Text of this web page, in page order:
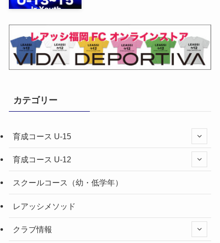
カテゴリー
育成コース U-15
育成コース U-12
スクールコース（幼・低学年）
レアッシメソッド
クラブ情報